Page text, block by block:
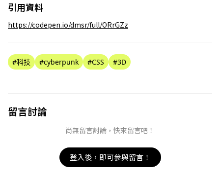
引用資料
https://codepen.io/dmsr/full/ORrGZz
#科技 #cyberpunk #CSS #3D
留言討論
尚無留言討論，快來留言吧！
登入後，即可參與留言！